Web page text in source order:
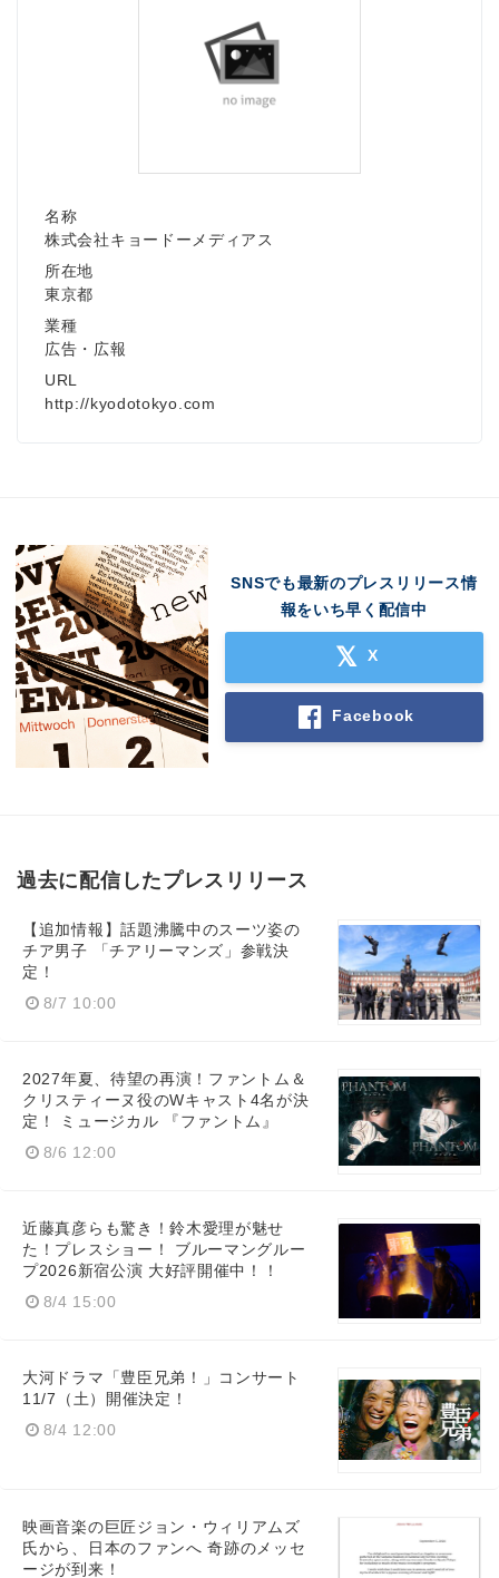
名称
株式会社キョードーメディアス
所在地
東京都
業種
広告・広報
URL
http://kyodotokyo.com
SNSでも最新のプレスリリース情
報をいち早く配信中
X
Facebook
過去に配信したプレスリリース
【追加情報】話題沸騰中のスーツ姿の
チア男子 「チアリーマンズ」参戦決
定！
8/7 10:00
2027年夏、待望の再演！ファントム＆
クリスティーヌ役のWキャスト4名が決
定！ ミュージカル 『ファントム』
8/6 12:00
近藤真彦らも驚き！鈴木愛理が魅せ
た！プレスショー！ ブルーマングルー
プ2026新宿公演 大好評開催中！！
8/4 15:00
大河ドラマ「豊臣兄弟！」コンサート
11/7（土）開催決定！
8/4 12:00
映画音楽の巨匠ジョン・ウィリアムズ
氏から、日本のファンへ 奇跡のメッセ
ージが到来！